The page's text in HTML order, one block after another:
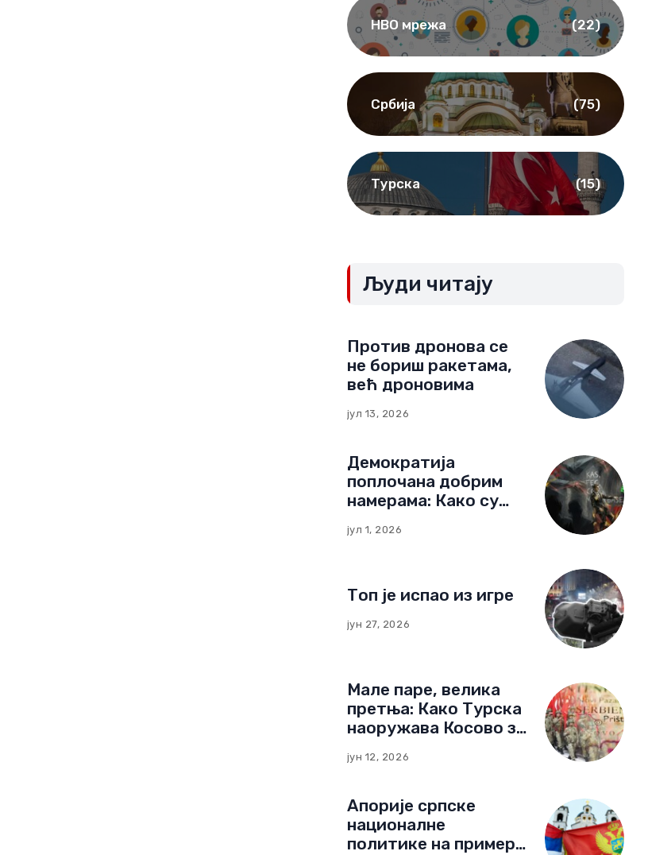
НВО мрежа (22)
Србија (75)
Турска (15)
Људи читају
Против дронова се
не бориш ракетама,
већ дроновима
јул 13, 2026
Демократија
поплочана добрим
намерама: Како су
изградиле мрежу
јул 1, 2026
Топ је испао из игре
јун 27, 2026
Мале паре, велика
претња: Како Турска
наоружава Косово за
јун 12, 2026
Апорије српске
националне
политике на примеру